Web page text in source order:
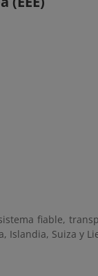
fiable,
Islandia, Suiza y